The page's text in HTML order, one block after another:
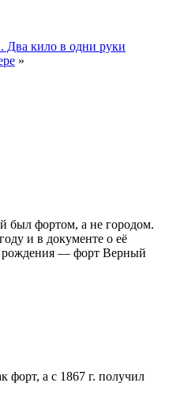
Два кило в одни руки
»
был фортом, а не городом.
и в документе о её
рождения — форт Верный
форт, а с 1867 г. получил